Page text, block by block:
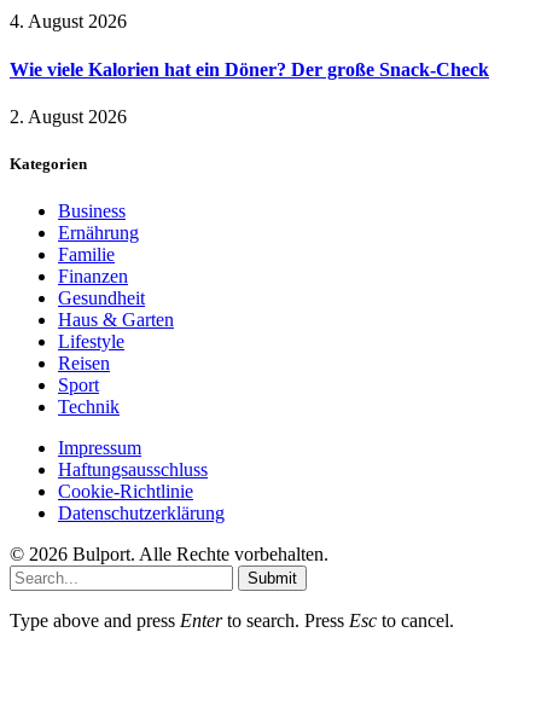
4. August 2026
Wie viele Kalorien hat ein Döner? Der große Snack-Check
2. August 2026
Kategorien
Business
Ernährung
Familie
Finanzen
Gesundheit
Haus & Garten
Lifestyle
Reisen
Sport
Technik
Impressum
Haftungsausschluss
Cookie-Richtlinie
Datenschutzerklärung
© 2026 Bulport. Alle Rechte vorbehalten.
Submit
Type above and press Enterto search. Press Esc to cancel.